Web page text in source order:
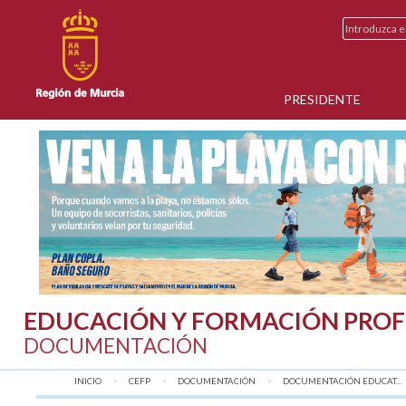
PRESIDENTE
EDUCACIÓN Y FORMACIÓN
DOCUMENTACIÓN
INICIO CEFP DOCUMENTACIÓN DOCUMENTACIÓN EDUCAT...